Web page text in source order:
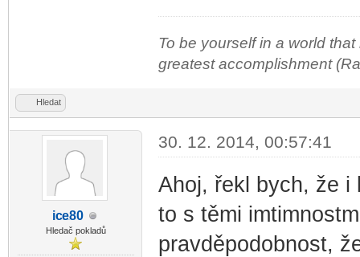
To be yourself in a world
greatest accomplishment
Hledat
ice80
Hledač pokladů
30. 12. 2014, 00:57:41
Ahoj, řekl bych, že i
to s těmi
pravděpodobnost,